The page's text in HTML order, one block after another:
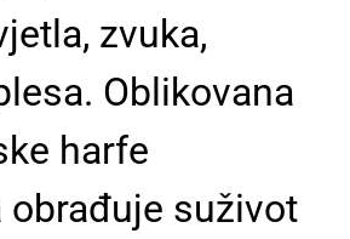
zvuka,
Oblikovana
harfe
obrađuje suživot